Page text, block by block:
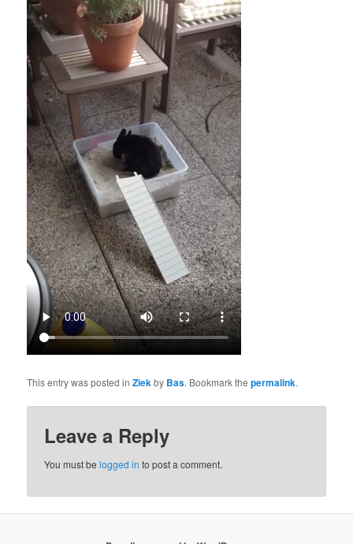
This entry was posted inZiekby Bas. Bookmark thepermalink.
Leave a Reply
You must belogged in to post a comment.